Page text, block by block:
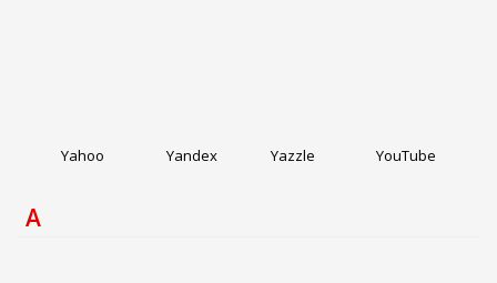
Yahoo Yandex Yazzle YouTube
А